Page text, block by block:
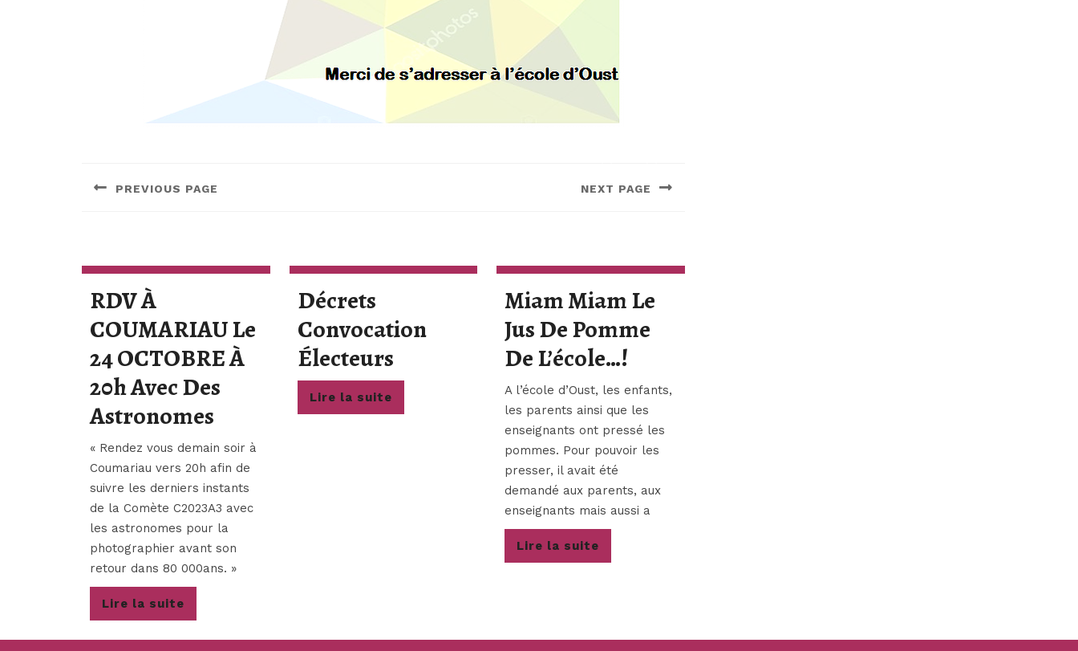
de
PREVIOUS PAGE NEXT PAGE
RDV À
COUMARIAU Le
24 OCTOBRE À
20h Avec Des
Astronomes
À
COUMARIAU
Le
24
OCTOBRE
« Rendez vous demain soir à
Coumariau vers 20h afin de
suivre les derniers instants
de la Comète C2023A3 avec
les astronomes pour la
photographier avant son
retour dans 80 000ans. »
Lire la suite
la
suite
Décrets
Convocation
ÉlecteursDécrets
Convocation
Électeurs
Lire la suiteLire
la
Miam Miam Le
Jus De Pomme
De L’école…!
Miam
Le
Jus
Pomme
A l’école d’Oust, les enfants,
les parents ainsi que les
enseignants ont pressé les
pommes. Pour pouvoir les
presser, il avait été
demandé aux parents, aux
enseignants mais aussi a
Lire la suite
la